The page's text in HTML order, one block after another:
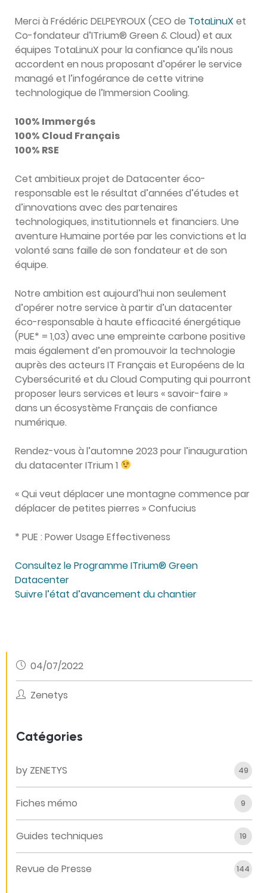
Merci à Frédéric DELPEYROUX (CEO de TotaLinuX et
Co-fondateur d’ITrium® Green & Cloud) et aux
équipes TotaLinuX pour la confiance qu’ils nous
accordent en nous proposant d’opérer le service
managé et l’infogérance de cette vitrine
technologique de l’Immersion Cooling.
100% Immergés
100% Cloud Français
100% RSE
Cet ambitieux projet de Datacenter éco-
responsable est le résultat d’années d’études et
d’innovations avec des partenaires
technologiques, institutionnels et financiers. Une
aventure Humaine portée par les convictions et la
volonté sans faille de son fondateur et de son
équipe.
Notre ambition est aujourd’hui non seulement
d’opérer notre service à partir d’un datacenter
éco-responsable à haute efficacité énergétique
(PUE* = 1,03) avec une empreinte carbone positive
mais également d’en promouvoir la technologie
auprès des acteurs IT Français et Européens de la
Cybersécurité et du Cloud Computing qui pourront
proposer leurs services et leurs « savoir-faire »
dans un écosystème Français de confiance
numérique.
Rendez-vous à l’automne 2023 pour l’inauguration
du datacenter ITrium 1
« Qui veut déplacer une montagne commence par
déplacer de petites pierres » Confucius
* PUE : Power Usage Effectiveness
Consultez le Programme ITrium® Green
Datacenter
Suivre l’état d’avancement du chantier
04/07/2022
Zenetys
Catégories
by ZENETYS 49
Fiches mémo 9
Guides techniques 19
Revue de Presse 144